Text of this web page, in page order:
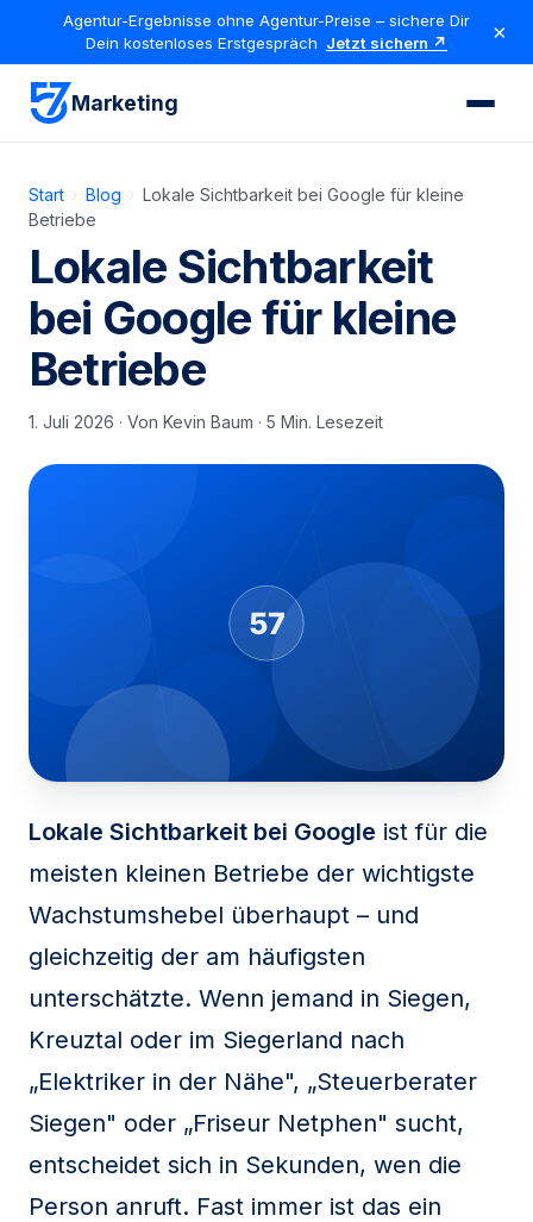
Agentur-Ergebnisse ohne Agentur-Preise – sichere Dir
Dein kostenloses Erstgespräch Jetzt sichern ↗ ×
Marketing
Start Blog
Lokale Sichtbarkeit bei Google für kleine
Betriebe
Lokale Sichtbarkeit
bei Google für kleine
Betriebe
1. Juli 2026 · Von Kevin Baum · 5 Min. Lesezeit
Lokale Sichtbarkeit bei Google ist für die
meisten kleinen Betriebe der wichtigste
Wachstumshebel überhaupt – und
gleichzeitig der am häufigsten
unterschätzte. Wenn jemand in Siegen,
Kreuztal oder im Siegerland nach
„Elektriker in der Nähe", „Steuerberater
Siegen" oder „Friseur Netphen" sucht,
entscheidet sich in Sekunden, wen die
Person anruft. Fast immer ist das ein